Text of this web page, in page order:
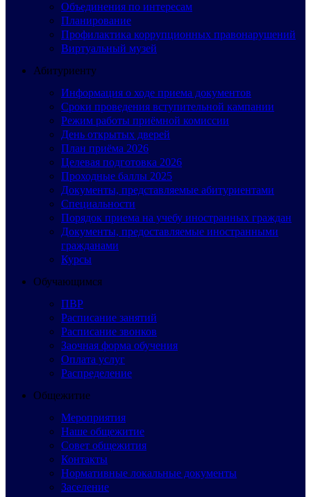
Объединения по интересам
Планирование
Профилактика коррупционных правонарушений
Виртуальный музей
Абитуриенту
Информация о ходе приема документов
Сроки проведения вступительной кампании
Режим работы приёмной комиссии
День открытых дверей
План приёма 2026
Целевая подготовка 2026
Проходные баллы 2025
Документы, представляемые абитуриентами
Специальности
Порядок приема на учебу иностранных граждан
Документы, предоставляемые иностранными
гражданами
Курсы
Обучающимся
ПВР
Расписание занятий
Расписание звонков
Заочная форма обучения
Оплата услуг
Распределение
Общежитие
Мероприятия
Наше общежитие
Совет общежития
Контакты
Нормативные локальные документы
Заселение